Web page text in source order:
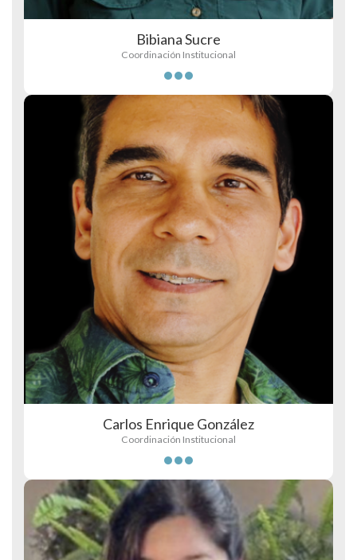
Bibiana Sucre
Coordinación Institucional
Carlos Enrique González
Coordinación Institucional